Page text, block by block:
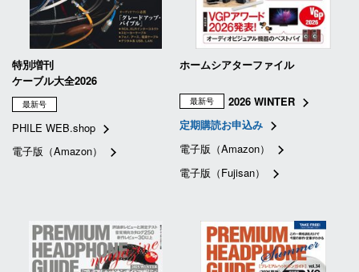
特別増刊
ケーブル大全2026
最新号
PHILE WEB.shop
電子版（Amazon）
ホームシアターファイル
最新号
2026 WINTER
定期購読お申込み
電子版（Amazon）
電子版（Fujisan）